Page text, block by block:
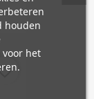
houden
het